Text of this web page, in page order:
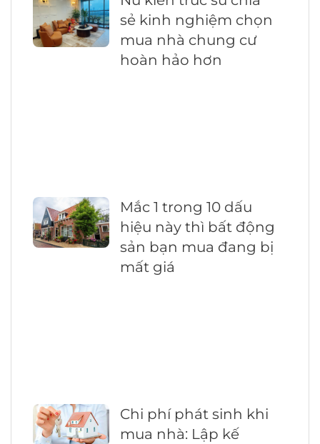
sẻ kinh nghiệm chọn
mua nhà chung cư
hoàn hảo hơn
Mắc 1 trong 10 dấu
hiệu này thì bất động
sản bạn mua đang bị
mất giá
Chi phí phát sinh khi
mua nhà: Lập kế